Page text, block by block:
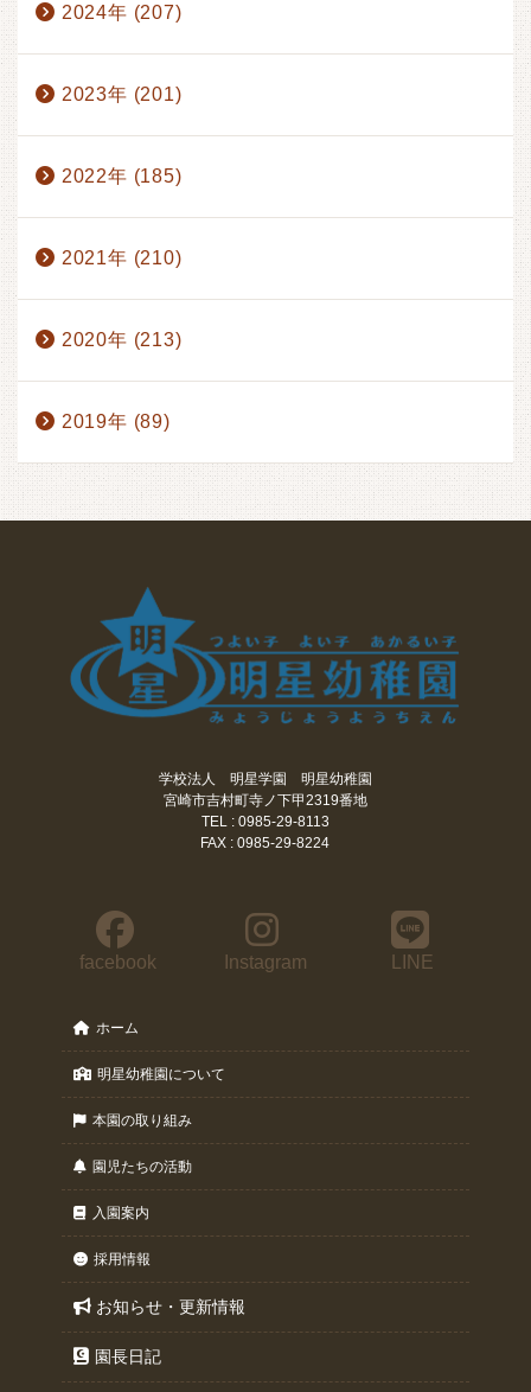
2024年 (207)
2023年 (201)
2022年 (185)
2021年 (210)
2020年 (213)
2019年 (89)
学校法人 明星学園 明星幼稚園
宮崎市吉村町寺ノ下甲2319番地
TEL : 0985-29-8113
FAX : 0985-29-8224
facebook Instagram LINE
ホーム
明星幼稚園について
本園の取り組み
園児たちの活動
入園案内
採用情報
お知らせ・更新情報
園長日記